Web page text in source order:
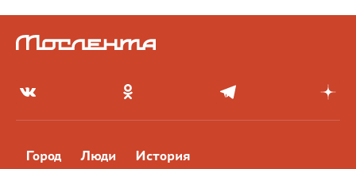
Город Люди История